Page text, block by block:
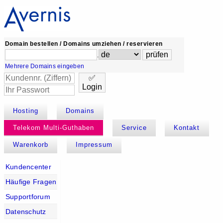
Domain bestellen / Domains umziehen / reservieren
.
Mehrere Domains eingeben
✅
Login
Hosting Domains
Telekom Multi-Guthaben Service Kontakt
Warenkorb Impressum
Kundencenter
Häufige Fragen
Supportforum
Datenschutz